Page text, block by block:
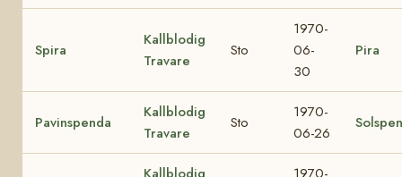
Spira
Kallblodig
Travare
Sto
1970-
06-
30
Pira
Pavinspenda
Kallblodig
Travare
Sto
1970-
06-26